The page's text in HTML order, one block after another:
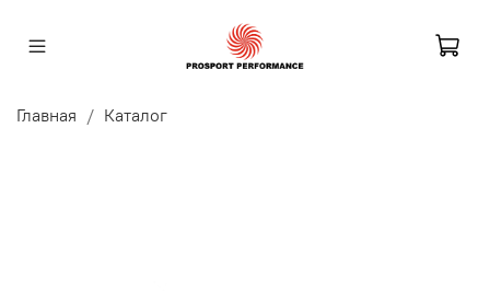
Главная Каталог